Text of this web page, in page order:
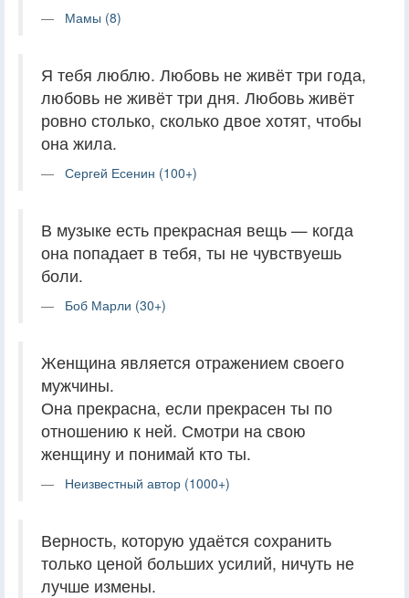
Мамы (8)
Я тебя люблю. Любовь не живёт три года,
любовь не живёт три дня. Любовь живёт
ровно столько, сколько двое хотят, чтобы
она жила.
Сергей Есенин (100+)
В музыке есть прекрасная вещь — когда
она попадает в тебя, ты не чувствуешь
боли.
Боб Марли (30+)
Женщина является отражением своего
мужчины.
Она прекрасна, если прекрасен ты по
отношению к ней. Смотри на свою
женщину и понимай кто ты.
Неизвестный автор (1000+)
Верность, которую удаётся сохранить
только ценой больших усилий, ничуть не
лучше измены.